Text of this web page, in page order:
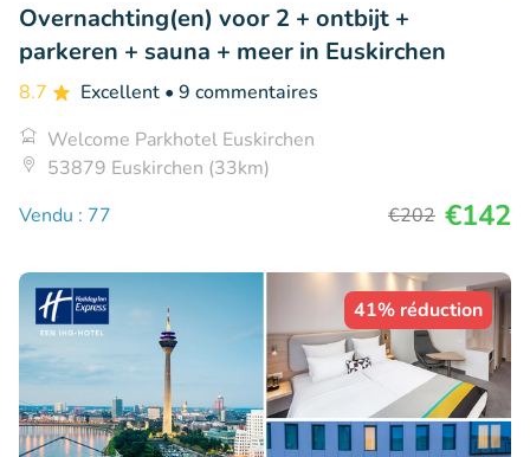
Overnachting(en) voor 2 + ontbijt +
parkeren + sauna + meer in Euskirchen
8.7 Excellent • 9 commentaires
Welcome Parkhotel Euskirchen
53879 Euskirchen (33km)
Vendu : 77
€202 €142
41% réduction